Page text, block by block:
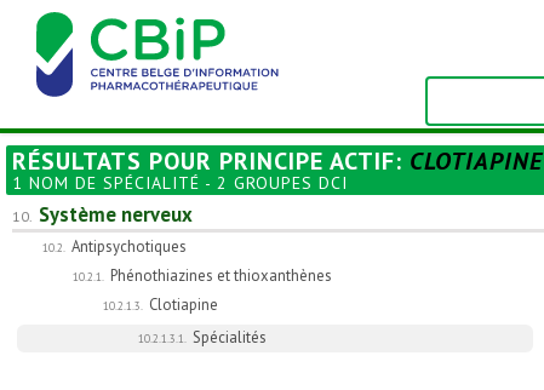
RÉSULTATS POUR PRINCIPE ACTIF: CLOTIAPINE
1 NOM DE SPÉCIALITÉ - 2 GROUPES DCI
10. Système nerveux
10.2. Antipsychotiques
10.2.1. Phénothiazines et thioxanthènes
10.2.1.3. Clotiapine
10.2.1.3.1. Spécialités